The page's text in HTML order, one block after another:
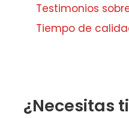
Testimonios
Tiempo de
¿Necesitas